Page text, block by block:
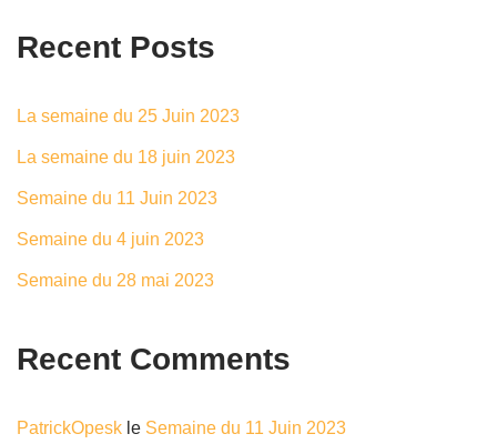
Recent Posts
La semaine du 25 Juin 2023
La semaine du 18 juin 2023
Semaine du 11 Juin 2023
Semaine du 4 juin 2023
Semaine du 28 mai 2023
Recent Comments
PatrickOpesk le Semaine du 11 Juin 2023